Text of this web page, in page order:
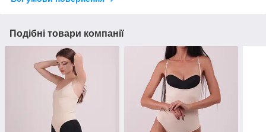
Подібні товари компанії